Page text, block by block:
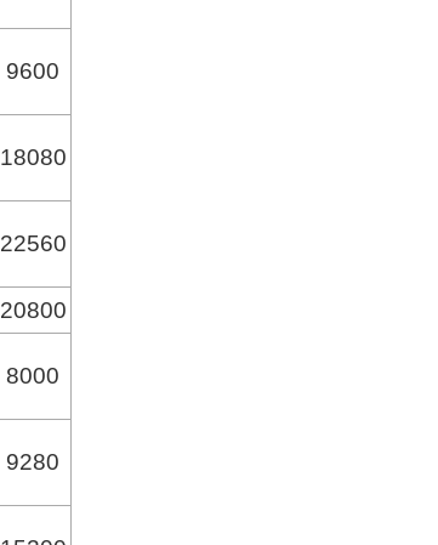
9600
18080
22560
20800
8000
9280